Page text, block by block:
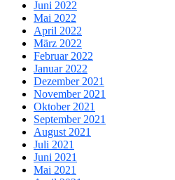
Juni 2022
Mai 2022
April 2022
März 2022
Februar 2022
Januar 2022
Dezember 2021
November 2021
Oktober 2021
September 2021
August 2021
Juli 2021
Juni 2021
Mai 2021